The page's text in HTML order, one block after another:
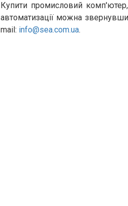
Купити промисловий
автоматизації можна
mail: info@sea.com.ua.